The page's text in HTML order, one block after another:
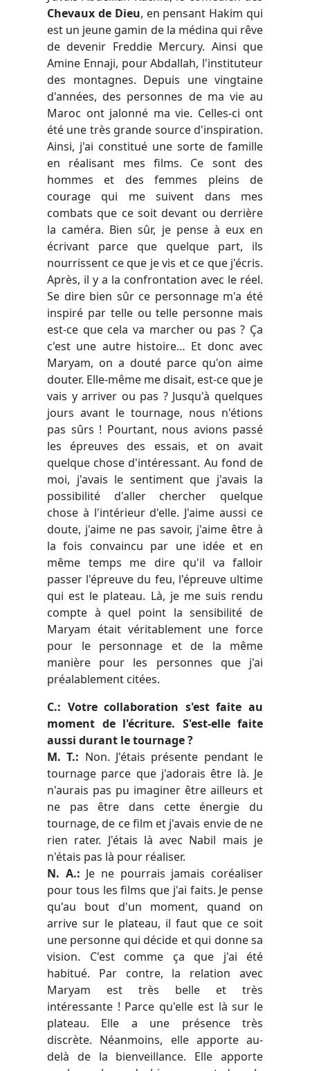
Chevaux de Dieu, en pensant Hakim qui
est un jeune gamin de la médina qui rêve
de devenir Freddie Mercury. Ainsi que
Amine Ennaji, pour Abdallah, l'instituteur
des montagnes. Depuis une vingtaine
d'années, des personnes de ma vie au
Maroc ont jalonné ma vie. Celles-ci ont
été une très grande source d'inspiration.
Ainsi, j'ai constitué une sorte de famille
en réalisant mes films. Ce sont des
hommes et des femmes pleins de
courage qui me suivent dans mes
combats que ce soit devant ou derrière
la caméra. Bien sûr, je pense à eux en
écrivant parce que quelque part, ils
nourrissent ce que je vis et ce que j'écris.
Après, il y a la confrontation avec le réel.
Se dire bien sûr ce personnage m'a été
inspiré par telle ou telle personne mais
est-ce que cela va marcher ou pas ? Ça
c'est une autre histoire… Et donc avec
Maryam, on a douté parce qu'on aime
douter. Elle-même me disait, est-ce que je
vais y arriver ou pas ? Jusqu'à quelques
jours avant le tournage, nous n'étions
pas sûrs ! Pourtant, nous avions passé
les épreuves des essais, et on avait
quelque chose d'intéressant. Au fond de
moi, j'avais le sentiment que j'avais la
possibilité d'aller chercher quelque
chose à l'intérieur d'elle. J'aime aussi ce
doute, j'aime ne pas savoir, j'aime être à
la fois convaincu par une idée et en
même temps me dire qu'il va falloir
passer l'épreuve du feu, l'épreuve ultime
qui est le plateau. Là, je me suis rendu
compte à quel point la sensibilité de
Maryam était véritablement une force
pour le personnage et de la même
manière pour les personnes que j'ai
préalablement citées.
C.: Votre collaboration s'est faite au
moment de l'écriture. S'est-elle faite
aussi durant le tournage ?
M. T.: Non. J'étais présente pendant le
tournage parce que j'adorais être là. Je
n'aurais pas pu imaginer être ailleurs et
ne pas être dans cette énergie du
tournage, de ce film et j'avais envie de ne
rien rater. J'étais là avec Nabil mais je
n'étais pas là pour réaliser.
N. A.: Je ne pourrais jamais coréaliser
pour tous les films que j'ai faits. Je pense
qu'au bout d'un moment, quand on
arrive sur le plateau, il faut que ce soit
une personne qui décide et qui donne sa
vision. C'est comme ça que j'ai été
habitué. Par contre, la relation avec
Maryam est très belle et très
intéressante ! Parce qu'elle est là sur le
plateau. Elle a une présence très
discrète. Néanmoins, elle apporte au-
delà de la bienveillance. Elle apporte